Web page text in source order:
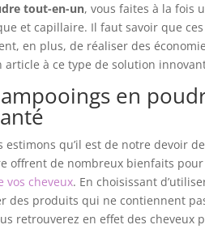
tout-en-un, vous faites à la fois
et capillaire. Il faut savoir que
en plus, de réaliser des
à ce type de solution
en
qu’il est de notre devoir
offrent de nombreux bienfaits
vos cheveux. En choisissant
des produits qui ne contiennent
retrouverez en effet des cheveux